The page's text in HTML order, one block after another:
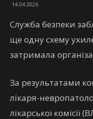
14.04.2026
Служба безпеки
ще одну схему
затримала
За результатами
лікаря-
лікарської комісії